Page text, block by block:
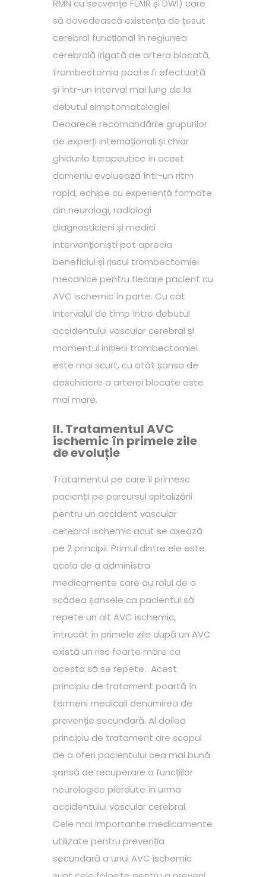
RMN cu secvențe FLAIR și DWI) care
să dovedească existența de țesut
cerebral funcțional în regiunea
cerebrală irigată de artera blocată,
trombectomia poate fi efectuată
și într-un interval mai lung de la
debutul simptomatologiei.
Deoarece recomandările grupurilor
de experți internaționali și chiar
ghidurile terapeutice în acest
domeniu evoluează într-un ritm
rapid, echipe cu experiență formate
din neurologi, radiologi
diagnosticieni și medici
intervenționiști pot aprecia
beneficiul și riscul trombectomiei
mecanice pentru fiecare pacient cu
AVC ischemic în parte. Cu cât
intervalul de timp între debutul
accidentului vascular cerebral și
momentul inițierii trombectomiei
este mai scurt, cu atât șansa de
deschidere a arterei blocate este
mai mare.
II. Tratamentul AVC
ischemic în primele zile
de evoluție
Tratamentul pe care îl primesc
pacienții pe parcursul spitalizării
pentru un accident vascular
cerebral ischemic acut se axează
pe 2 principii. Primul dintre ele este
acela de a administra
medicamente care au rolul de a
scădea șansele ca pacientul să
repete un alt AVC ischemic,
întrucât în primele zile după un AVC
există un risc foarte mare ca
acesta să se repete. Acest
principiu de tratament poartă în
termeni medicali denumirea de
prevenție secundară. Al doilea
principiu de tratament are scopul
de a oferi pacientului cea mai bună
șansă de recuperare a funcțiilor
neurologice pierdute în urma
accidentului vascular cerebral.
Cele mai importante medicamente
utilizate pentru prevenția
secundară a unui AVC ischemic